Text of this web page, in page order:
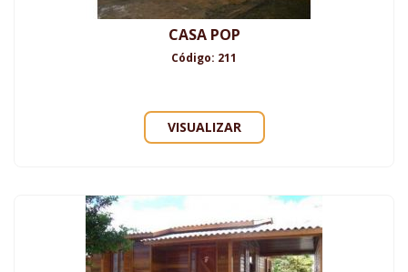
CASA POP
Código: 211
VISUALIZAR